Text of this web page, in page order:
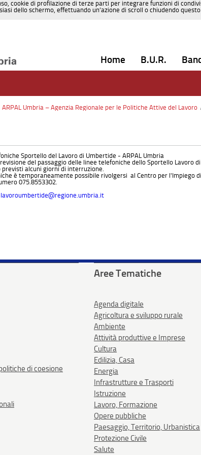
cookie di profilazione di terze parti per integrare funzioni di
dello schermo, effettuando un’azione di scroll o chiudendo
Home B.U.R.
ARPAL Umbria – Agenzia Regionale per le Politiche Attive del Lavoro
Sportello del Lavoro di Umbertide - ARPAL Umbria
del passaggio delle linee telefoniche dello Sportello Lavoro
alcuni giorni di interruzione.
è temporaneamente possibile rivolgersi al Centro per l'Impiego
075.8553302.
lavoroumbertide@regione.umbria.it
di coesione
Aree Tematiche
Agenda digitale
Agricoltura e sviluppo rurale
Ambiente
Attività produttive e Imprese
Cultura
Edilizia, Casa
Energia
Infrastrutture e Trasporti
Istruzione
Lavoro, Formazione
Opere pubbliche
Paesaggio, Territorio, Urbanistica
Protezione Civile
Salute